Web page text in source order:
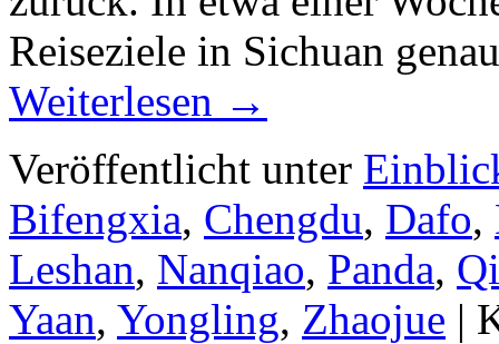
Reiseziele in Sichuan
Weiterlesen →
Veröffentlicht unter
Bifengxia, Chengdu, Dafo,
Leshan, Nanqiao, Panda,
Yaan, Yongling, Zhaojue |